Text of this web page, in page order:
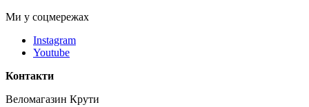
Ми у соцмережах
Instagram
Youtube
Контакти
Веломагазин Крути